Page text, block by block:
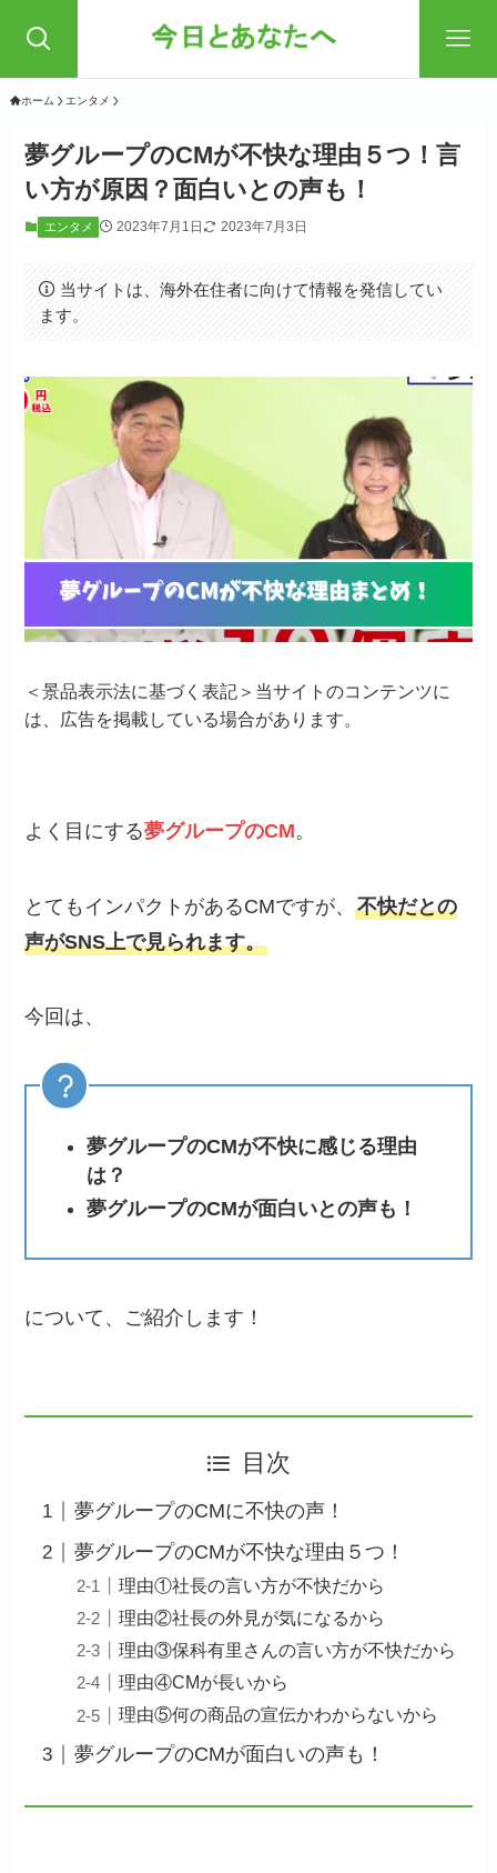
ホーム エンタメ
夢グループのCMが不快な理由５つ！言
い方が原因？面白いとの声も！
エンタメ 2023年7月1日 2023年7月3日
当サイトは、海外在住者に向けて情報を発信してい
ます。
＜景品表示法に基づく表記＞当サイトのコンテンツに
は、広告を掲載している場合があります。
よく目にする夢グループのCM。
とてもインパクトがあるCMですが、不快だとの
声がSNS上で見られます。
今回は、
夢グループのCMが不快に感じる理由
は？
夢グループのCMが面白いとの声も！
について、ご紹介します！
目次
夢グループのCMに不快の声！
夢グループのCMが不快な理由５つ！
理由①社長の言い方が不快だから
理由②社長の外見が気になるから
理由③保科有里さんの言い方が不快だから
理由④CMが長いから
理由⑤何の商品の宣伝かわからないから
夢グループのCMが面白いの声も！